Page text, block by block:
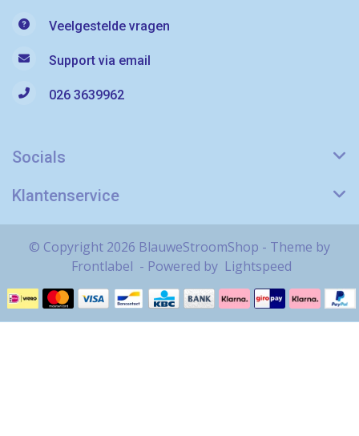
Veelgestelde vragen
Support via email
026 3639962
Socials
Klantenservice
© Copyright 2026 BlauweStroomShop - Theme by
Frontlabel - Powered by Lightspeed